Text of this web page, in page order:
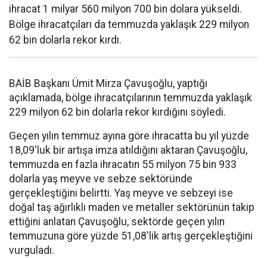
ihracat 1 milyar 560 milyon 700 bin dolara yükseldi.
Bölge ihracatçıları da temmuzda yaklaşık 229 milyon
62 bin dolarla rekor kırdı.
BAİB Başkanı Ümit Mirza Çavuşoğlu, yaptığı
açıklamada, bölge ihracatçılarının temmuzda yaklaşık
229 milyon 62 bin dolarla rekor kırdığını söyledi.
Geçen yılın temmuz ayına göre ihracatta bu yıl yüzde
18,09'luk bir artışa imza atıldığını aktaran Çavuşoğlu,
temmuzda en fazla ihracatın 55 milyon 75 bin 933
dolarla yaş meyve ve sebze sektöründe
gerçekleştiğini belirtti. Yaş meyve ve sebzeyi ise
doğal taş ağırlıklı maden ve metaller sektörünün takip
ettiğini anlatan Çavuşoğlu, sektörde geçen yılın
temmuzuna göre yüzde 51,08'lik artış gerçekleştiğini
vurguladı.